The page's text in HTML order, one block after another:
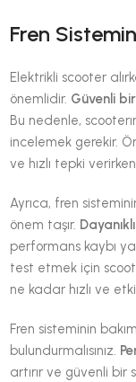
Fren
Elektrikli scooter
önemlidir. Güvenli
Bu nedenle,
incelemek gerekir.
ve hızlı tepki
Ayrıca, fren
önem taşır.
performans kaybı
test etmek için
ne kadar hızlı ve
Fren sisteminin
bulundurmalısınız.
artırır ve güvenli bir